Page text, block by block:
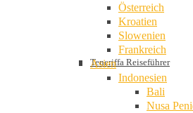
Teneriffa Reiseführer
Österreich
Kroatien
Slowenien
Frankreich
Asien
Indonesien
Bali
Nusa